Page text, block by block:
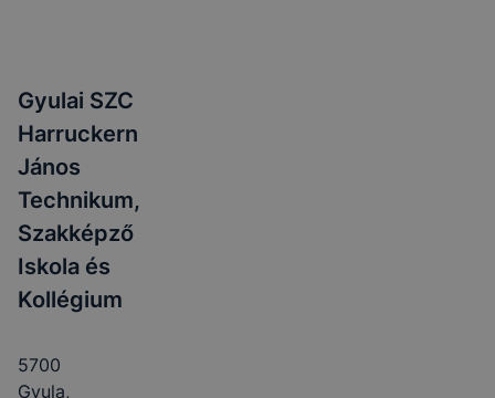
Gyulai SZC
Harruckern
János
Technikum,
Szakképző
Iskola és
Kollégium
5700
Gyula,